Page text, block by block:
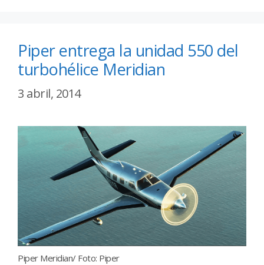
Piper entrega la unidad 550 del
turbohélice Meridian
3 abril, 2014
Piper Meridian/ Foto: Piper